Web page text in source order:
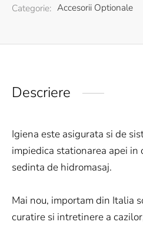
Categorie: Accesorii Optionale
Descriere
Igiena este asigurata si de
impiedica stationarea apei in
sedinta de hidromasaj.
Mai nou, importam din Italia
curatire si intretinere a